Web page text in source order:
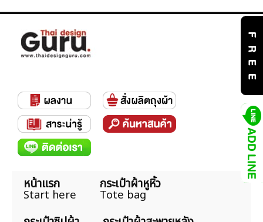
หน้าแรก
Start here
กระเป๋าผ้าหูหิ้ว
Tote bag